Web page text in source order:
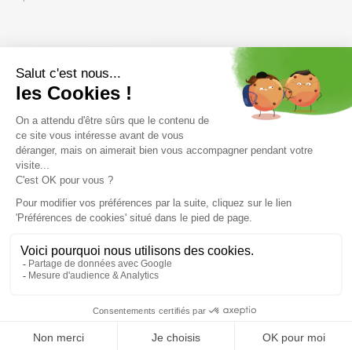
Vous pourriez aussi aimer
Taille en stock
DOLOMITE Lacets 54 Low
145 cm /multi color
4 €
Taille en stock